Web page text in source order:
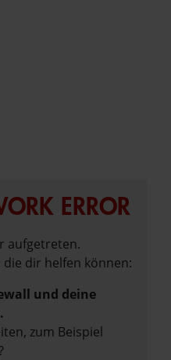
ERROR
aufgetreten.
dir helfen können:
und deine
zum Beispiel